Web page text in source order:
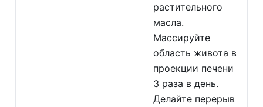
растительного
масла.
Массируйте
область живота в
проекции печени
3 раза в день.
Делайте перерыв